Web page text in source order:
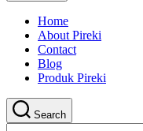
Home
About Pireki
Contact
Blog
Produk Pireki
Search